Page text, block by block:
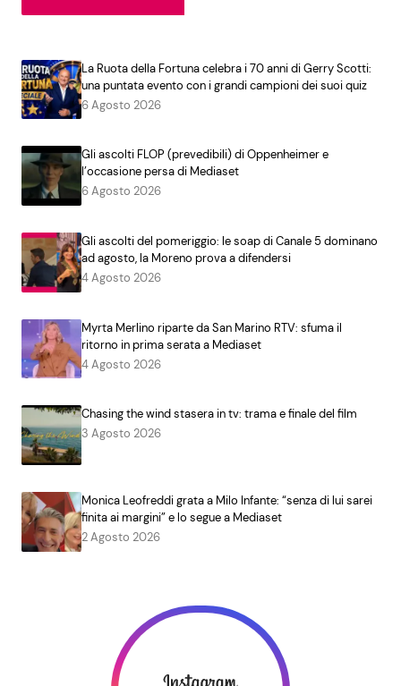
La Ruota della Fortuna celebra i 70 anni di Gerry Scotti:
una puntata evento con i grandi campioni dei suoi quiz
6 Agosto 2026
Gli ascolti FLOP (prevedibili) di Oppenheimer e
l’occasione persa di Mediaset
6 Agosto 2026
Gli ascolti del pomeriggio: le soap di Canale 5 dominano
ad agosto, la Moreno prova a difendersi
4 Agosto 2026
Myrta Merlino riparte da San Marino RTV: sfuma il
ritorno in prima serata a Mediaset
4 Agosto 2026
Chasing the wind stasera in tv: trama e finale del film
3 Agosto 2026
Monica Leofreddi grata a Milo Infante: “senza di lui sarei
finita ai margini” e lo segue a Mediaset
2 Agosto 2026